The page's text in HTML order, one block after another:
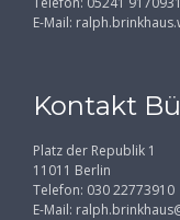
E-Mail:
Kontakt
Platz der Republik 1
11011 Berlin
Telefon: 030 22773910
E-Mail: